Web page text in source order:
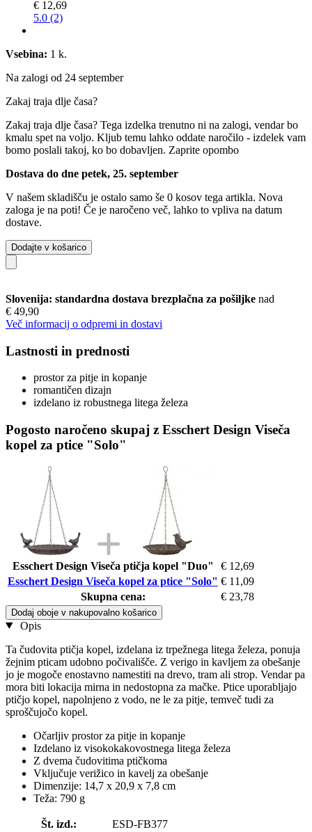
€ 12,69
5.0 (2)
Vsebina: 1 k.
Na zalogi od 24 september
Zakaj traja dlje časa?
Zakaj traja dlje časa? Tega izdelka trenutno ni na zalogi, vendar bo
kmalu spet na voljo. Kljub temu lahko oddate naročilo - izdelek vam
bomo poslali takoj, ko bo dobavljen. Zaprite opombo
Dostava do dne petek, 25. september
V našem skladišču je ostalo samo še 0 kosov tega artikla. Nova
zaloga je na poti! Če je naročeno več, lahko to vpliva na datum
dostave.
Dodajte v košarico
Slovenija: standardna dostava brezplačna za pošiljke nad
€ 49,90
Več informacij o odpremi in dostavi
Lastnosti in prednosti
prostor za pitje in kopanje
romantičen dizajn
izdelano iz robustnega litega železa
Pogosto naročeno skupaj z Esschert Design Viseča
kopel za ptice "Solo"
Esschert Design Viseča ptičja kopel "Duo"
€ 12,69
Esschert Design Viseča kopel za ptice "Solo" € 11,09
Skupna cena:
€ 23,78
Dodaj oboje v nakupovalno košarico
Opis
Ta čudovita ptičja kopel, izdelana iz trpežnega litega železa, ponuja
žejnim pticam udobno počivališče. Z verigo in kavljem za obešanje
jo je mogoče enostavno namestiti na drevo, tram ali strop. Vendar pa
mora biti lokacija mirna in nedostopna za mačke. Ptice uporabljajo
ptičjo kopel, napolnjeno z vodo, ne le za pitje, temveč tudi za
sproščujočo kopel.
Očarljiv prostor za pitje in kopanje
Izdelano iz visokokakovostnega litega železa
Z dvema čudovitima ptičkoma
Vključuje verižico in kavelj za obešanje
Dimenzije: 14,7 x 20,9 x 7,8 cm
Teža: 790 g
Št. izd.:
ESD-FB377